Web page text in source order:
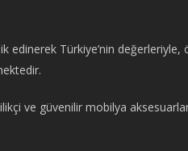
Türkiye’nin değerleriyle,
ve güvenilir mobilya